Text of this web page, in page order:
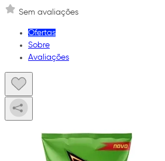
Sem avaliações
Ofertas
Sobre
Avaliações